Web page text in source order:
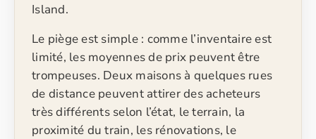
Island.
Le piège est simple : comme l’inventaire est
limité, les moyennes de prix peuvent être
trompeuses. Deux maisons à quelques rues
de distance peuvent attirer des acheteurs
très différents selon l’état, le terrain, la
proximité du train, les rénovations, le